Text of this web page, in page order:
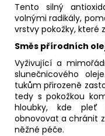
Tento silný
volnými radikály,
vrstvy pokožky, které
Směs přírodních
Vyživující a
slunečnicového
tukům přirozeně
tedy s pokožkou
hloubky, kde pleť
obnovovat a chránit
něžné péče.